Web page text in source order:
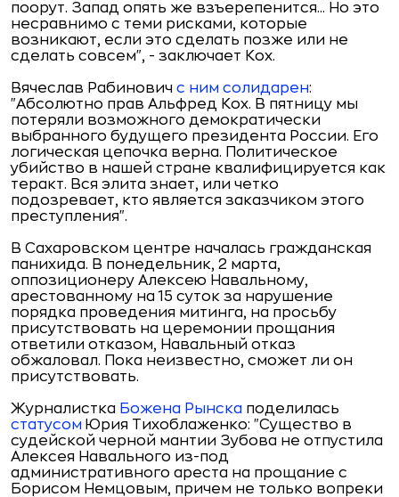
поорут. Запад опять же взъерепенится... Но это
несравнимо с теми рисками, которые
возникают, если это сделать позже или не
сделать совсем", - заключает Кох.
Вячеслав Рабинович с ним солидарен:
"Абсолютно прав Альфред Кох. В пятницу мы
потеряли возможного демократически
выбранного будущего президента России. Его
логическая цепочка верна. Политическое
убийство в нашей стране квалифицируется как
теракт. Вся элита знает, или четко
подозревает, кто является заказчиком этого
преступления".
В Сахаровском центре началась гражданская
панихида. В понедельник, 2 марта,
оппозиционеру Алексею Навальному,
арестованному на 15 суток за нарушение
порядка проведения митинга, на просьбу
присутствовать на церемонии прощания
ответили отказом, Навальный отказ
обжаловал. Пока неизвестно, сможет ли он
присутствовать.
Журналистка Божена Рынска поделилась
статусом Юрия Тихоблаженко: "Существо в
судейской черной мантии Зубова не отпустила
Алексея Навального из-под
административного ареста на прощание с
Борисом Немцовым, причем не только вопреки